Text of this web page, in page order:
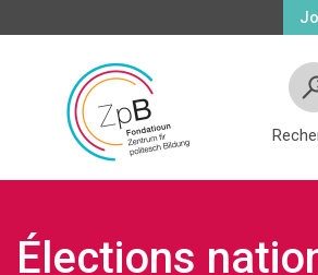
Élections